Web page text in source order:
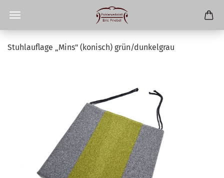
Stuhlauflage „Mins" (konisch) grün/dunkelgrau